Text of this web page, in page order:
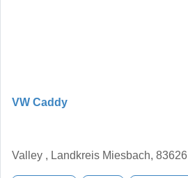
VW Caddy
Valley , Landkreis Miesbach, 83626